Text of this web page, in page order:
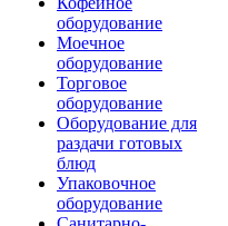
оборудование
Моечное
оборудование
Торговое
оборудование
Оборудование для
раздачи готовых
блюд
Упаковочное
оборудование